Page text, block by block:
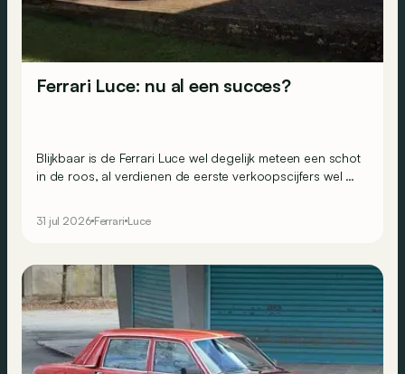
Ferrari Luce: nu al een succes?
Blijkbaar is de Ferrari Luce wel degelijk meteen een schot
in de roos, al verdienen de eerste verkoopscijfers wel de
31 jul 2026 Ferrari Luce